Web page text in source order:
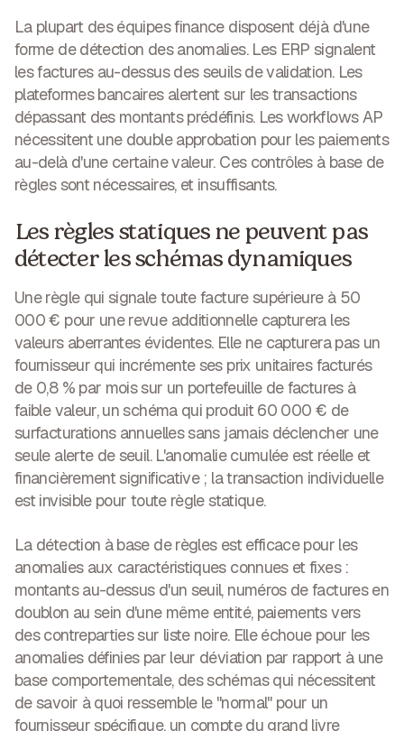
La plupart des équipes finance disposent déjà d'une
forme de détection des anomalies. Les ERP signalent
les factures au-dessus des seuils de validation. Les
plateformes bancaires alertent sur les transactions
dépassant des montants prédéfinis. Les workflows AP
nécessitent une double approbation pour les paiements
au-delà d'une certaine valeur. Ces contrôles à base de
règles sont nécessaires, et insuffisants.
Les règles statiques ne peuvent pas
détecter les schémas dynamiques
Une règle qui signale toute facture supérieure à 50
000 € pour une revue additionnelle capturera les
valeurs aberrantes évidentes. Elle ne capturera pas un
fournisseur qui incrémente ses prix unitaires facturés
de 0,8 % par mois sur un portefeuille de factures à
faible valeur, un schéma qui produit 60 000 € de
surfacturations annuelles sans jamais déclencher une
seule alerte de seuil. L'anomalie cumulée est réelle et
financièrement significative ; la transaction individuelle
est invisible pour toute règle statique.
La détection à base de règles est efficace pour les
anomalies aux caractéristiques connues et fixes :
montants au-dessus d'un seuil, numéros de factures en
doublon au sein d'une même entité, paiements vers
des contreparties sur liste noire. Elle échoue pour les
anomalies définies par leur déviation par rapport à une
base comportementale, des schémas qui nécessitent
de savoir à quoi ressemble le "normal" pour un
fournisseur spécifique, un compte du grand livre